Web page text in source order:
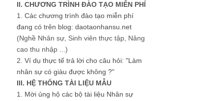
II. CHƯƠNG TRÌNH ĐÀO TẠO MIỄN PHÍ
1. Các chương trình đào tạo miễn phí
đang có trên blog: daotaonhansu.net
(Nghề Nhân sự, Sinh viên thực tập, Nâng
cao thu nhập ...)
2. Ví dụ thực tế trả lời cho câu hỏi: "Làm
nhân sự có giàu được không ?"
III. HỆ THỐNG TÀI LIỆU MẪU
1. Mời ủng hộ các bộ tài liệu Nhân sự